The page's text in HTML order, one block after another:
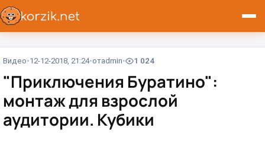
Видео 12-12-2018, 21:24 отadmin 1 024
"Приключения Буратино":
монтаж для взрослой
аудитории. Кубики